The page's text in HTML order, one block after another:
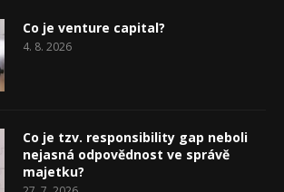
Co je venture capital?
4. 8. 2026
Co je tzv. responsibility gap neboli
nejasná odpovědnost ve správě
majetku?